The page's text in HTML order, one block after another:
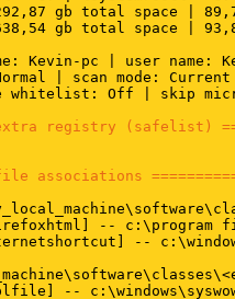
22:47:16 |
15:13:24 |
13:20:06 |
17:27:41 |
14:16:28 |
23:23:09 |
17:11:54 |
17:11:46 |
driver services (safelist)
18:21:52 |
18:21:52 |
18:21:52 |
18:21:52 |
gb total space |
gb total space |
Kevin-pc | user
| scan mode:
whitelist: Off | skip
extra registry (safelist)
file associations
--
--
--